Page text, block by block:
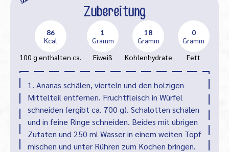
Zubereitung
86
Kcal
100 g enthalten ca.
1
Gramm
Eiweiß
18
Gramm
Kohlenhydrate
0
Gramm
Fett
1. Ananas schälen, vierteln und den holzigen
Mittelteil entfernen. Fruchtfleisch in Würfel
schneiden (ergibt ca. 700 g). Schalotten schälen
und in feine Ringe schneiden. Beides mit übrigen
Zutaten und 250 ml Wasser in einem weiten Topf
mischen und unter Rühren zum Kochen bringen.